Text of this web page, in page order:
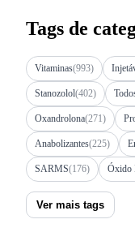
Tags de
Vitaminas(993)
Stanozolol(402)
Oxandrolona(271)
Anabolizantes(225)
SARMS(176) Óxido
Ver mais tags